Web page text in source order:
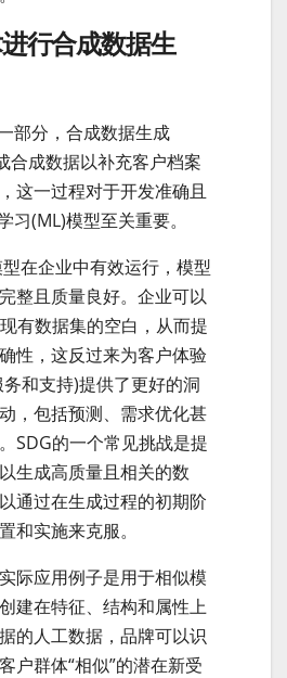
行合成数据生
部分，合成数据生成
合成数据以补充客户档案
这一过程对于开发准确且
习(ML)模型至关重要。
在企业中有效运行，模型
整且质量良好。企业可以
有数据集的空白，从而提
性，这反过来为客户体验
和支持)提供了更好的洞
，包括预测、需求优化甚
SDG的一个常见挑战是提
生成高质量且相关的数
通过在生成过程的初期阶
和实施来克服。
际应用例子是用于相似模
建在特征、结构和属性上
的人工数据，品牌可以识
户群体“相似”的潜在新受